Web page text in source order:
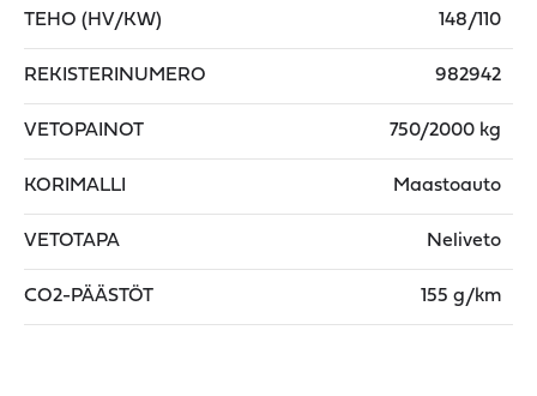
TEHO (HV/KW) 148/110
REKISTERINUMERO 982942
VETOPAINOT 750/2000 kg
KORIMALLI Maastoauto
VETOTAPA Neliveto
CO2-PÄÄSTÖT 155 g/km